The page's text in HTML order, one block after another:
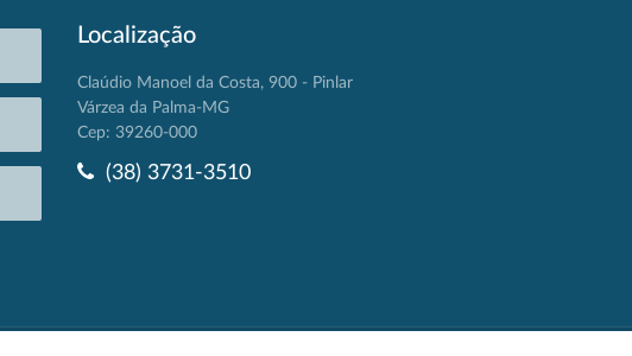
Localização
Claúdio Manoel da Costa, 900 - Pinlar
Várzea da Palma-MG
Cep: 39260-000
(38) 3731-3510